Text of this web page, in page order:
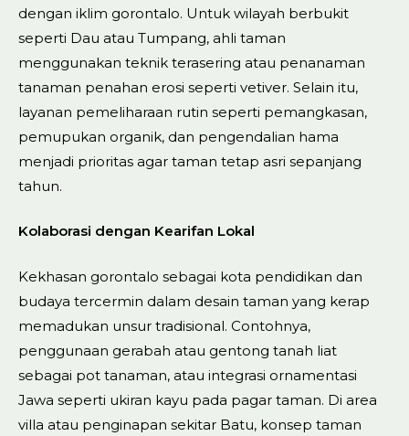
dengan iklim gorontalo. Untuk wilayah berbukit
seperti Dau atau Tumpang, ahli taman
menggunakan teknik terasering atau penanaman
tanaman penahan erosi seperti vetiver. Selain itu,
layanan pemeliharaan rutin seperti pemangkasan,
pemupukan organik, dan pengendalian hama
menjadi prioritas agar taman tetap asri sepanjang
tahun.
Kolaborasi dengan Kearifan Lokal
Kekhasan gorontalo sebagai kota pendidikan dan
budaya tercermin dalam desain taman yang kerap
memadukan unsur tradisional. Contohnya,
penggunaan gerabah atau gentong tanah liat
sebagai pot tanaman, atau integrasi ornamentasi
Jawa seperti ukiran kayu pada pagar taman. Di area
villa atau penginapan sekitar Batu, konsep taman